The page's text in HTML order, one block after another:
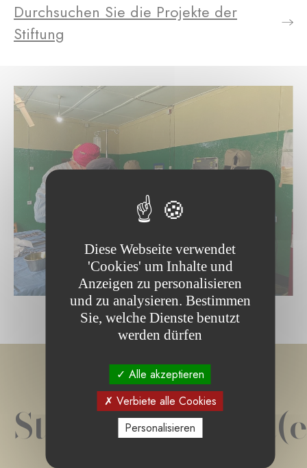
Durchsuchen Sie die Projekte der
Stiftung
Diese Webseite verwendet
'Cookies' um Inhalte und
Anzeigen zu personalisieren
und zu analysieren. Bestimmen
Sie, welche Dienste benutzt
werden dürfen
Alle akzeptieren
Verbiete alle Cookies
Personalisieren